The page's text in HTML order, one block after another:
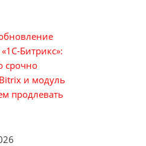
срочно
и модуль
продлевать